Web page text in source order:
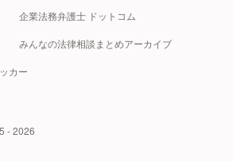
企業法務弁護士 ドットコム
みんなの法律相談まとめアーカイブ
カー
- 2026